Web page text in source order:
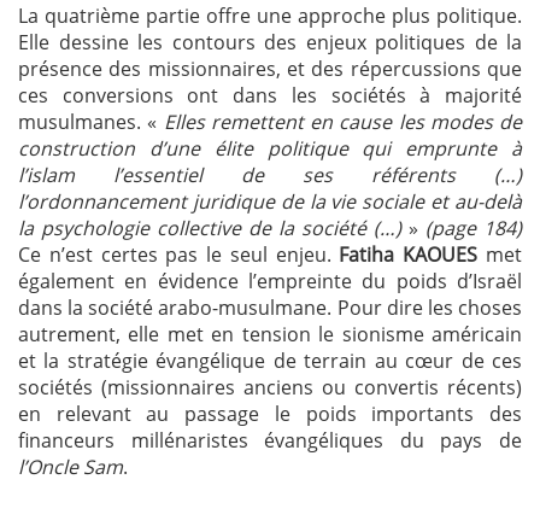
La quatrième partie offre une approche plus politique.
Elle dessine les contours des enjeux politiques de la
présence des missionnaires, et des répercussions que
ces conversions ont dans les sociétés à majorité
musulmanes. « Elles remettent en cause les modes de
construction d’une élite politique qui emprunte à
l’islam l’essentiel de ses référents (…)
l’ordonnancement juridique de la vie sociale et au-delà
la psychologie collective de la société (…)» (page 184)
Ce n’est certes pas le seul enjeu. Fatiha KAOUES met
également en évidence l’empreinte du poids d’Israël
dans la société arabo-musulmane. Pour dire les choses
autrement, elle met en tension le sionisme américain
et la stratégie évangélique de terrain au cœur de ces
sociétés (missionnaires anciens ou convertis récents)
en relevant au passage le poids importants des
financeurs millénaristes évangéliques du pays de
l’Oncle Sam.